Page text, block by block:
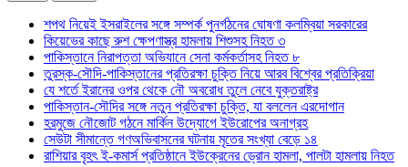
শপথ নিয়েই ইসরাইলের সঙ্গে সম্পর্ক পুনর্গঠনের ঘোষণা কলম্বিয়া সরকারের
কিয়েভের কাছে রুশ ক্ষেপণাস্ত্র হামলায় শিশুসহ নিহত ৩
পাকিস্তানে নিরাপত্তা অভিযানে সেনা কর্মকর্তাসহ নিহত ৮
তুরস্ক-সৌদি-পাকিস্তানের প্রতিরক্ষা চুক্তি নিয়ে আরব বিশ্বের প্রতিক্রিয়া
যে শর্তে ইরানের ওপর থেকে নৌ অবরোধ তুলে নেবে যুক্তরাষ্ট্র
পাকিস্তান-সৌদির সঙ্গে নতুন প্রতিরক্ষা চুক্তি, যা বললেন এরদোগান
হরমুজে নৌজোট গঠনে মার্কিন উদ্যোগে ইউরোপের অনাগ্রহ
সেউটা সীমান্তে গণঅভিবাসনের ঘটনায় মৃতের সংখ্যা বেড়ে ১৪
রাশিয়ার বৃহৎ ই-কমার্স প্রতিষ্ঠানে ইউক্রেনের ড্রোন হামলা, পালটা হামলায় নিহত